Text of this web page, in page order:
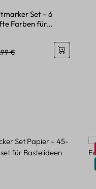
Set – 6
Farben für
Preis:
€